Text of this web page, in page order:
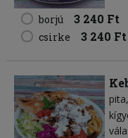
borjú 3 240 Ft
csirke 3 240 Ft
pita